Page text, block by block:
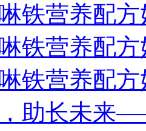
铁营养配
铁营养配
铁营养配
助长未来